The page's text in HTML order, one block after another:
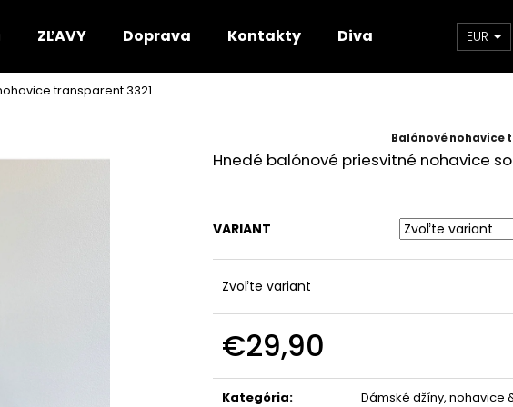
ZĽAVY Doprava Kontakty DivaRio Ambasador
EUR
transparent 3321
Balónové nohavice
Hnedé balónové priesvitné nohavice
VARIANT
Zvoľte variant
€29,90
Kategória: Dámské džíny, nohavice
Čo potrebujete nájsť?
HĽADAŤ